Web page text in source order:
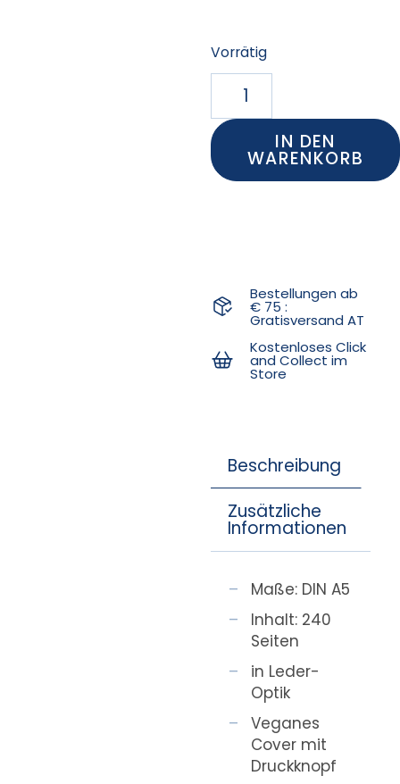
Vorrätig
IN DEN
WARENKORB
Bestellungen ab
€ 75 :
Gratisversand AT
Kostenloses Click
and Collect im
Store
Beschreibung
Zusätzliche
Informationen
Maße: DIN A5
Inhalt: 240
Seiten
in Leder-
Optik
Veganes
Cover mit
Druckknopf